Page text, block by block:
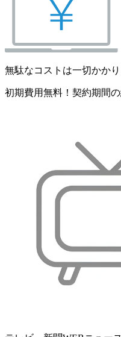
無駄なコストは一切かか
初期費用無料！契約期間